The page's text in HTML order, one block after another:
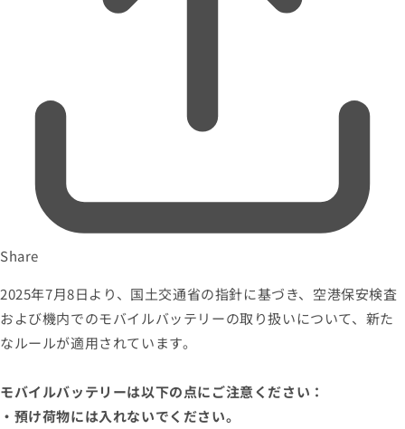
Share
2025年7月8日より、国土交通省の指針に基づき、空港保安検査
および機内でのモバイルバッテリーの取り扱いについて、新た
なルールが適用されています。
モバイルバッテリーは以下の点にご注意ください：
・預け荷物には入れないでください。